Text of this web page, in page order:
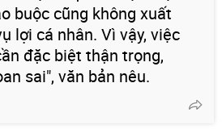
buộc cũng không xuất
lợi cá nhân. Vì vậy, việc
đặc biệt thận trọng,
sai", văn bản nêu.